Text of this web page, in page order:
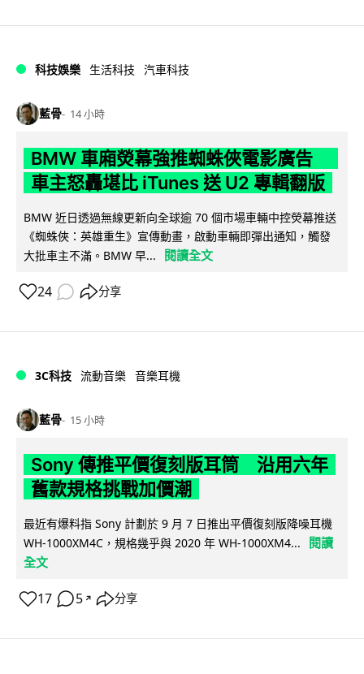
科技娛樂 生活科技 汽車科技
藍骨 14 小時
BMW 車廂熒幕強推蜘蛛俠電影廣告
車主怒轟堪比 iTunes 送 U2 專輯翻版
BMW 近日透過無線更新向全球逾 70 個市場車輛中控熒幕推送
《蜘蛛俠：英雄重生》宣傳動畫，啟動車輛即彈出通知，觸發
大批車主不滿。BMW 早...
閱讀全文
24 分享
3C科技 流動音樂 音樂耳機
藍骨 15 小時
Sony 傳推平價復刻版耳筒 沿用六年
舊款規格挑戰加價潮
最近有爆料指 Sony 計劃於 9 月 7 日推出平價復刻版降噪耳機
WH-1000XM4C，規格幾乎與 2020 年 WH-1000XM4...
閱讀
全文
17 5 ↗ 分享